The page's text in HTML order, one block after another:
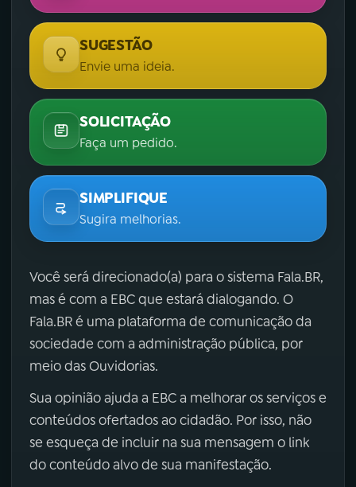
SUGESTÃO
Envie uma ideia.
SOLICITAÇÃO
Faça um pedido.
SIMPLIFIQUE
Sugira melhorias.
Você será direcionado(a) para o sistema Fala.BR,
mas é com a EBC que estará dialogando. O
Fala.BR é uma plataforma de comunicação da
sociedade com a administração pública, por
meio das Ouvidorias.
Sua opinião ajuda a EBC a melhorar os serviços e
conteúdos ofertados ao cidadão. Por isso, não
se esqueça de incluir na sua mensagem o link
do conteúdo alvo de sua manifestação.